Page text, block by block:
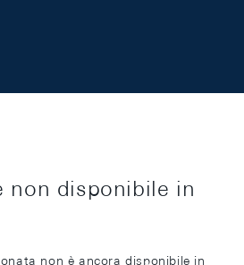
non disponibile in
non è ancora disponibile in